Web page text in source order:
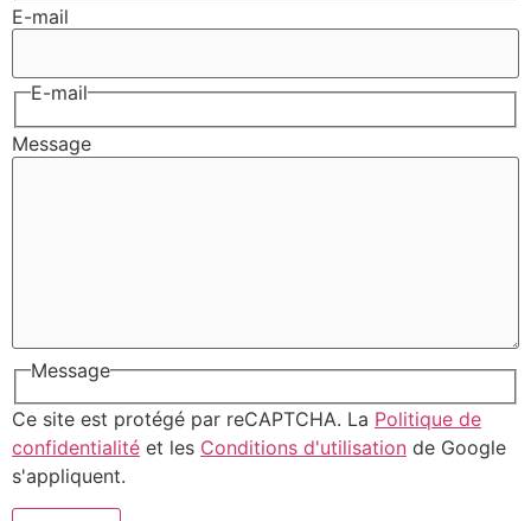
E-mail
E-mail
Message
Message
Ce site est protégé par reCAPTCHA. La Politique de
confidentialité et les Conditions d'utilisation de Google
s'appliquent.